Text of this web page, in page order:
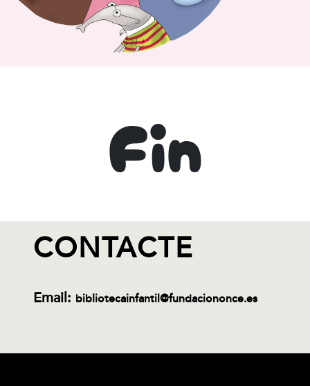
Fin
CONTACTE
Email: bibliotecainfantil@fundaciononce.es